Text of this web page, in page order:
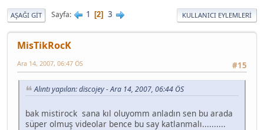
AŞAĞI GIT Sayfa 1 2 3 KULLANICI EYLEMLERI
MisTikRocK
#15
Ara 14, 2007, 06:47 ÖS
Alıntı yapılan: discojey - Ara 14, 2007, 06:44 ÖS
bak mistirock sana kıl oluyomm anladın sen bu arada
süper olmuş videolar bence bu say katlanmalı..........